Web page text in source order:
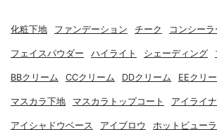
化粧下地 ファンデーション チーク コンシーラ
フェイスパウダー ハイライト シェーディング
BBクリーム CCクリーム DDクリーム EEクリ
マスカラ下地 マスカラトップコート アイライ
アイシャドウベース アイブロウ ホットビュー